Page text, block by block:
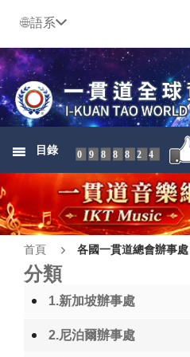
語系
目錄 0988824
首頁 各國一貫道總會辦事處
分類
1.新加坡辦事處
2.尼泊爾辦事處